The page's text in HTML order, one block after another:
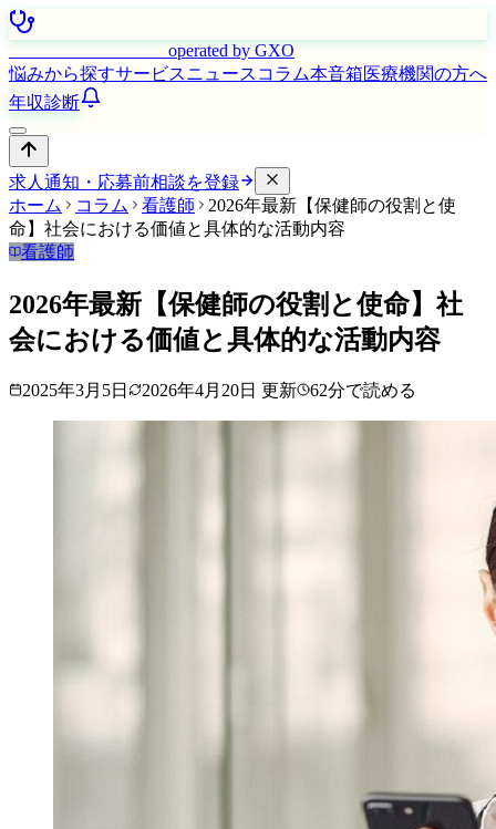
operated by GXO
悩みから探すサービスニュース コラム本音箱医療機関の方へ
年収診断
求人通知・応募前相談を登録
ホーム
コラム 看護師
2026年最新【保健師の役割と使
命】社会における価値と具体的な活動内容
看護師
2026年最新【保健師の役割と使命】社
会における価値と具体的な活動内容
2025年3月5日 2026年4月20日 更新 62分で読める